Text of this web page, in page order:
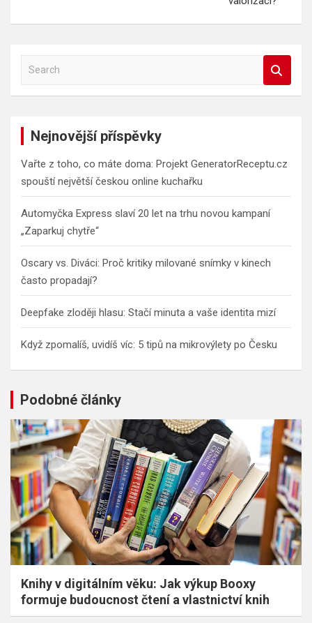
a
Nejnovější příspěvky
Vařte z toho, co máte doma: Projekt GeneratorReceptu.cz
spouští největší českou online kuchařku
Automyčka Express slaví 20 let na trhu novou kampaní
„Zaparkuj chytře“
Oscary vs. Diváci: Proč kritiky milované snímky v kinech
často propadají?
Deepfake zloději hlasu: Stačí minuta a vaše identita mizí
Když zpomalíš, uvidíš víc: 5 tipů na mikrovýlety po Česku
Podobné články
Knihy v digitálním věku: Jak výkup Booxy
formuje budoucnost čtení a vlastnictví knih